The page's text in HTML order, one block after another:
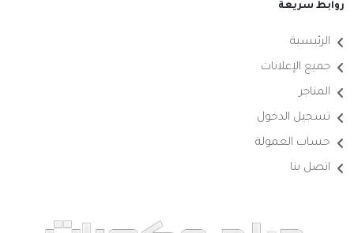
روابط سريعة
الرئيسية
جميع الإعلانات
المتاجر
تسجيل الدخول
حساب العمولة
اتصل بنا